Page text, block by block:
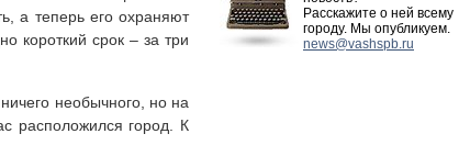
а теперь его охраняют
короткий срок – за три
необычного, но на
расположился город. К
Расскажите о ней всему
городу. Мы опубликуем.
news@vashspb.ru